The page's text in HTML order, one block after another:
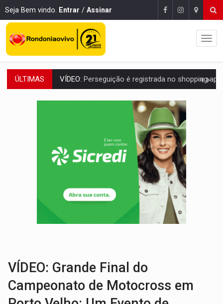
Seja Bem vindo. Entrar / Assinar
ÚLTIMAS VÍDEO: Perseguição é registrada no shopping após colombiana furtar
LUDOPATIA:Apostas online começam a afetar produtividade e rotina
Plantar árvores não será mais suficiente para
OVNIS NA LUA:Cientistas alertam para possível base secreta no satélite
ACABOU COM PEUGEOT:Incêndio destrói carro que era rebocado para oficina
Ladrão é filmado furtando moto na frente do bar
BOLSAS DE PESQUISA: Iniciativa Amazônia+10 lança chamada para fortalecer
MATERIAL: Brasil tem grandes reservas de urânio, mas produz pouco e
VÍDEO: Grande Final do
Campeonato de Motocross em